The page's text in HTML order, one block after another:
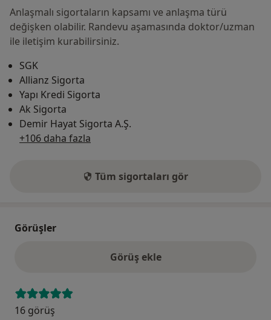
Anlaşmalı sigortaların kapsamı ve anlaşma türü
değişken olabilir. Randevu aşamasında doktor/uzman
ile iletişim kurabilirsiniz.
SGK
Allianz Sigorta
Yapı Kredi Sigorta
Ak Sigorta
Demir Hayat Sigorta A.Ş.
+106 daha fazla
Tüm sigortaları gör
Görüşler
Görüş ekle
16 görüş